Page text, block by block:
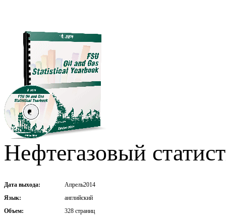
Нефтегазовый
Дата выхода:
Апрель2014
Язык:
английский
Объем:
328 страниц